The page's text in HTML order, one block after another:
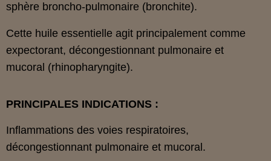
sphère broncho-pulmonaire (bronchite).
Cette huile essentielle agit principalement comme
expectorant, décongestionnant pulmonaire et
mucoral (rhinopharyngite).
PRINCIPALES INDICATIONS :
Inflammations des voies respiratoires,
décongestionnant pulmonaire et mucoral.